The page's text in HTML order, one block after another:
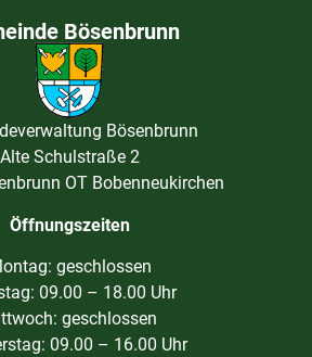
Bösenbrunn
Bösenbrunn
Alte Schulstraße 2
OT Bobenneukirchen
Öffnungszeiten
geschlossen
09.00 – 18.00 Uhr
geschlossen
09.00 – 16.00 Uhr